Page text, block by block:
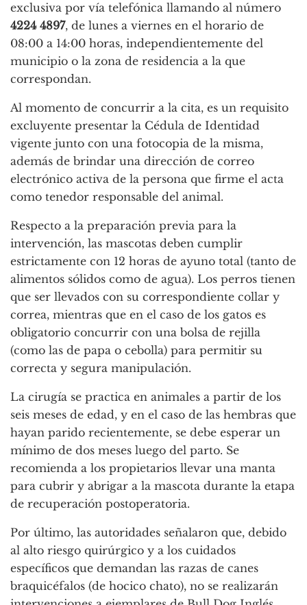
exclusiva por vía telefónica llamando al número
4224 4897, de lunes a viernes en el horario de
08:00 a 14:00 horas, independientemente del
municipio o la zona de residencia a la que
correspondan.
Al momento de concurrir a la cita, es un requisito
excluyente presentar la Cédula de Identidad
vigente junto con una fotocopia de la misma,
además de brindar una dirección de correo
electrónico activa de la persona que firme el acta
como tenedor responsable del animal.
Respecto a la preparación previa para la
intervención, las mascotas deben cumplir
estrictamente con 12 horas de ayuno total (tanto de
alimentos sólidos como de agua). Los perros tienen
que ser llevados con su correspondiente collar y
correa, mientras que en el caso de los gatos es
obligatorio concurrir con una bolsa de rejilla
(como las de papa o cebolla) para permitir su
correcta y segura manipulación.
La cirugía se practica en animales a partir de los
seis meses de edad, y en el caso de las hembras que
hayan parido recientemente, se debe esperar un
mínimo de dos meses luego del parto. Se
recomienda a los propietarios llevar una manta
para cubrir y abrigar a la mascota durante la etapa
de recuperación postoperatoria.
Por último, las autoridades señalaron que, debido
al alto riesgo quirúrgico y a los cuidados
específicos que demandan las razas de canes
braquicéfalos (de hocico chato), no se realizarán